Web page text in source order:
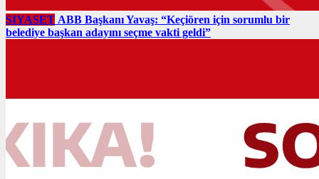
SIYASET ABB Başkanı Yavaş: “Keçiören için sorumlu bir
belediye başkan adayını seçme vakti geldi”